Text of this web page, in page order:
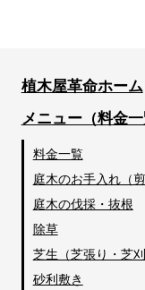
植木屋革命ホーム
メニュー（料金一
料金一覧
庭木のお手入れ（剪
庭木の伐採・抜根
除草
芝生（芝張り・芝刈
砂利敷き